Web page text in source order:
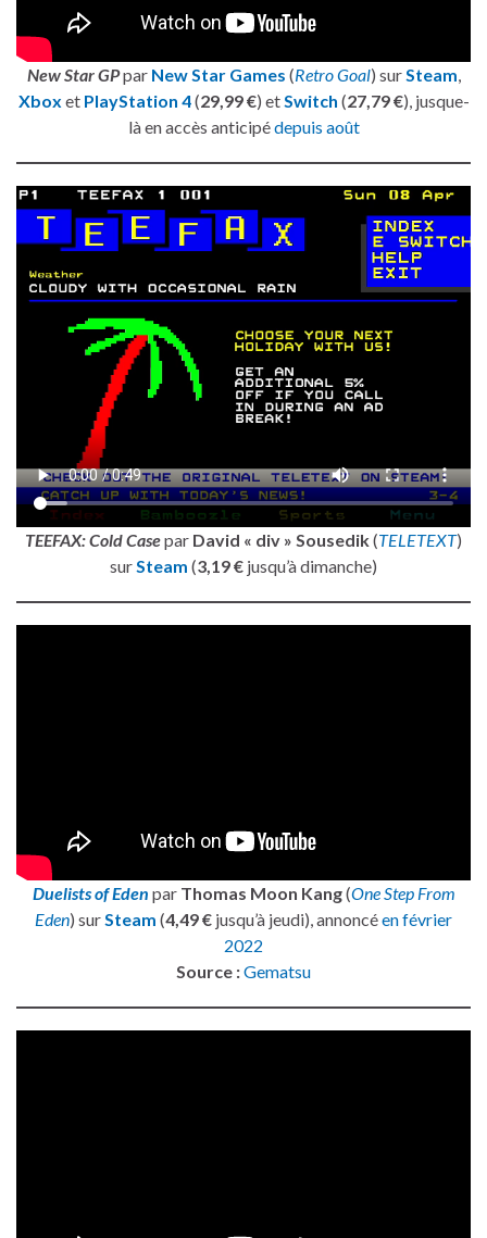
New Star GPpar New Star Games (Retro Goal) surSteam,
Xbox et PlayStation 4(29,99 €) etSwitch (27,79 €), jusque-
là en accès anticipédepuis août
TEEFAX: Cold Casepar David « div » Sousedik(TELETEXT)
sur Steam (3,19 € jusqu’à dimanche)
Duelists of Eden par Thomas Moon Kang(One Step From
Eden) surSteam (4,49 € jusqu’à jeudi), annoncéen février
2022
Source :Gematsu